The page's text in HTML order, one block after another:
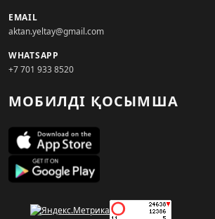
EMAIL
aktan.yeltay@gmail.com
WHATSAPP
+7 701 933 8520
МОБИЛДІ ҚОСЫМША